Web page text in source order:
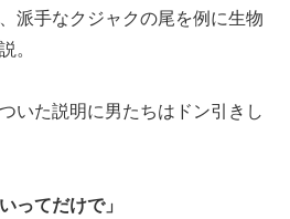
派手なクジャクの尾を例に生物
。
いた説明に男たちはドン引きし
ってだけで」